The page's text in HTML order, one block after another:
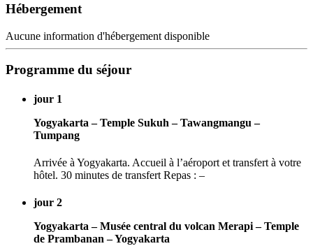
Hébergement
Aucune information d'hébergement disponible
Programme du séjour
jour 1
Yogyakarta – Temple Sukuh – Tawangmangu –
Tumpang
Arrivée à Yogyakarta. Accueil à l’aéroport et transfert à votre
hôtel. 30 minutes de transfert Repas : –
jour 2
Yogyakarta – Musée central du volcan Merapi – Temple
de Prambanan – Yogyakarta